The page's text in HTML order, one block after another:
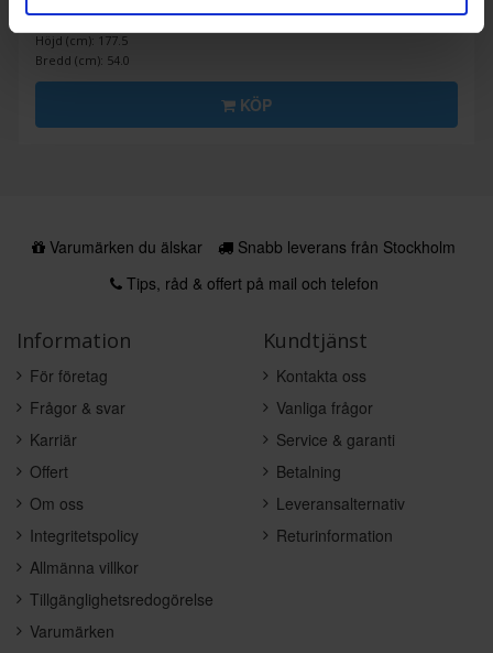
Färg: Integrerad
Höjd (cm): 177.5
Bredd (cm): 54.0
KÖP
Varumärken du älskar
Snabb leverans från Stockholm
Tips, råd & offert på mail och telefon
Information
För företag
Frågor & svar
Karriär
Offert
Om oss
Integritetspolicy
Allmänna villkor
Tillgänglighetsredogörelse
Varumärken
Kundtjänst
Kontakta oss
Vanliga frågor
Service & garanti
Betalning
Leveransalternativ
Returinformation